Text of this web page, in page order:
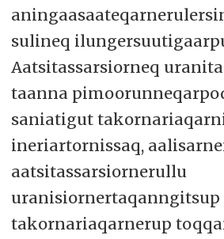
sulineq
Aatsitassarsiorneq
taanna
saniatigut
ineriartornissaq,
aatsitassarsiornerullu
takornariaqarnerup